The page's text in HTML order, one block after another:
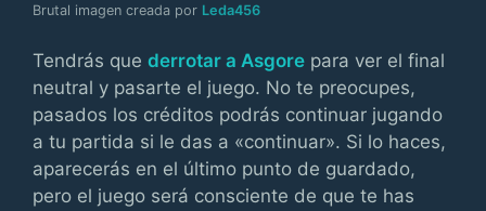
Brutal imagen creada por Leda456
Tendrás que derrotar a Asgore para ver el final
neutral y pasarte el juego. No te preocupes,
pasados los créditos podrás continuar jugando
a tu partida si le das a «continuar». Si lo haces,
aparecerás en el último punto de guardado,
pero el juego será consciente de que te has